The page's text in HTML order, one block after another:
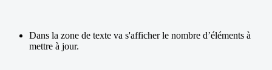
Dans la zone de texte va s'afficher le nombre d’éléments à
mettre à jour.